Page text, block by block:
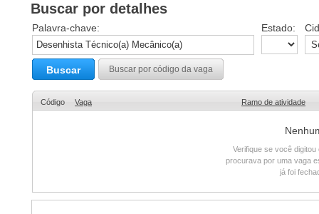
Buscar por detalhes
Palavra-chave: Estado:
Buscar Buscar por código da vaga
Código Vaga Ramo de atividade
Verifique se você
procurava por uma vaga
já foi